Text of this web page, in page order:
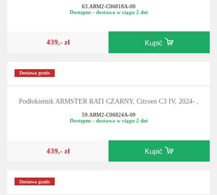
63.ARM2-C06818A-00
Dostępne - dostawa w ciągu 2 dni
439,- zł Kupić
Dostawa gratis
Podłokietnik ARMSTER RATI CZARNY, Citroen C3 IV, 2024- ,
59.ARM2-C06824A-00
Dostępne - dostawa w ciągu 2 dni
439,- zł Kupić
Dostawa gratis